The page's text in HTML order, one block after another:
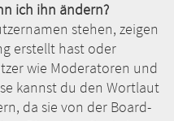
ich ihn ändern?
stehen, zeigen
erstellt hast oder
wie Moderatoren und
kannst du den Wortlaut
da sie von der Board-